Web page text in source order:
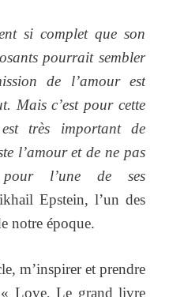
si complet que son
pourrait sembler
de l’amour est
Mais c’est pour cette
très important de
l’amour et de ne pas
pour l’une de ses
Epstein, l’un des
notre époque.
m’inspirer et prendre
« Love, Le grand livre